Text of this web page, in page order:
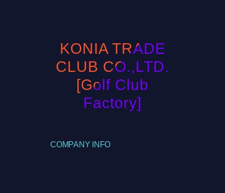
KONIA TRADE
CLUB CO.,LTD.
[Golf Club
Factory]
COMPANY INFO